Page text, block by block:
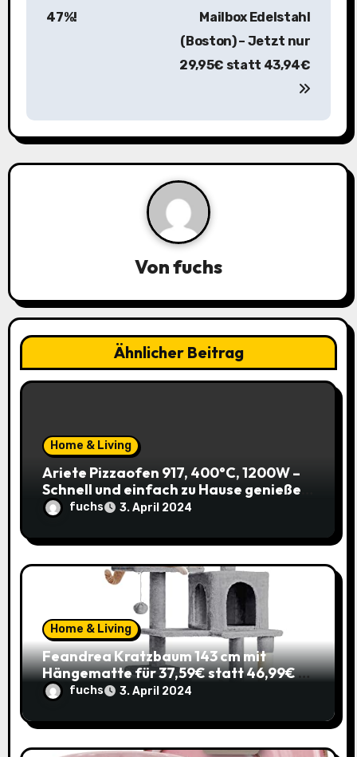
s
n
a
a
t
i
47%!
Mailbox Edelstahl
(Boston) – Jetzt nur
29,95€ statt 43,94€
Vonfuchs
Ähnlicher Beitrag
Home & Living
Ariete Pizzaofen 917, 400°C, 1200W –
Schnell und einfach zu Hause genießen!
(Prime)
fuchs 3. April 2024
Home & Living
Feandrea Kratzbaum 143 cm mit
Hängematte für 37,59€ statt 46,99€ –
Katzenspaß zum Sparpreis!
fuchs 3. April 2024